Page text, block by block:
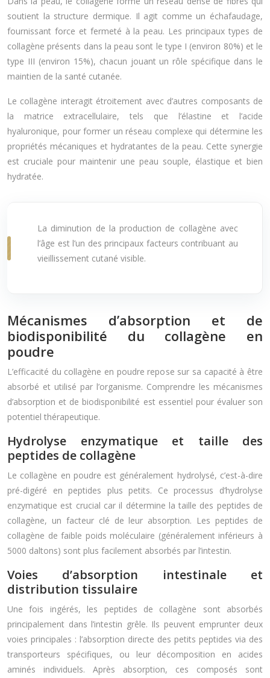
soutient la structure dermique. Il agit comme un échafaudage,
fournissant force et fermeté à la peau. Les principaux types de
collagène présents dans la peau sont le type I (environ 80%) et le
type III (environ 15%), chacun jouant un rôle spécifique dans le
maintien de la santé cutanée.
Le collagène interagit étroitement avec d’autres composants de
la matrice extracellulaire, tels que l’élastine et l’acide
hyaluronique, pour former un réseau complexe qui détermine les
propriétés mécaniques et hydratantes de la peau. Cette synergie
est cruciale pour maintenir une peau souple, élastique et bien
hydratée.
La diminution de la production de collagène avec
l’âge est l’un des principaux facteurs contribuant au
vieillissement cutané visible.
Mécanismes d’absorption et de
biodisponibilité du collagène en
poudre
L’efficacité du collagène en poudre repose sur sa capacité à être
absorbé et utilisé par l’organisme. Comprendre les mécanismes
d’absorption et de biodisponibilité est essentiel pour évaluer son
potentiel thérapeutique.
Hydrolyse enzymatique et taille des
peptides de collagène
Le collagène en poudre est généralement hydrolysé, c’est-à-dire
pré-digéré en peptides plus petits. Ce processus d’hydrolyse
enzymatique est crucial car il détermine la taille des peptides de
collagène, un facteur clé de leur absorption. Les peptides de
collagène de faible poids moléculaire (généralement inférieurs à
5000 daltons) sont plus facilement absorbés par l’intestin.
Voies d’absorption intestinale et
distribution tissulaire
Une fois ingérés, les peptides de collagène sont absorbés
principalement dans l’intestin grêle. Ils peuvent emprunter deux
voies principales : l’absorption directe des petits peptides via des
transporteurs spécifiques, ou leur décomposition en acides
aminés individuels. Après absorption, ces composés sont